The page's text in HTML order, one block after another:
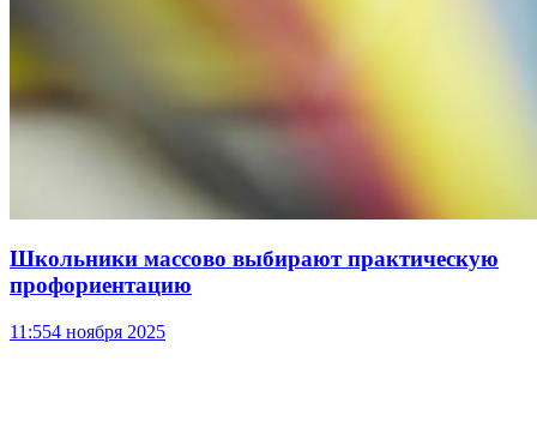
Школьники массово выбирают практическую
профориентацию
11:554 ноября 2025